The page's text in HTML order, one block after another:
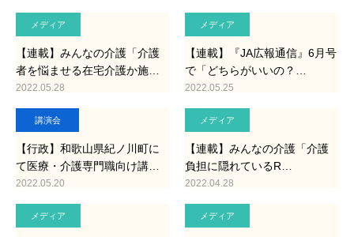
メディア
【連載】みんなの介護「介護
者を悩ませる在宅介護か施…
2022.05.28
メディア
【連載】『JA広報通信』6月号
で「どちらがいいの？…
2022.05.25
講演会
【行政】和歌山県紀ノ川町に
て医療・介護専門職向け講…
2022.05.20
メディア
【連載】みんなの介護「介護
負担に隠れているR…
2022.04.28
メディア メディア